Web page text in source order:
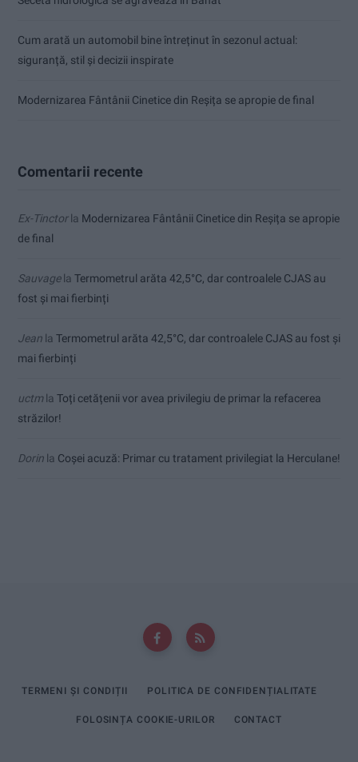
Cum arată un automobil bine întreținut în sezonul actual:
siguranță, stil și decizii inspirate
Modernizarea Fântânii Cinetice din Reșița se apropie de final
Comentarii recente
Ex-Tinctorla Modernizarea Fântânii Cinetice din Reșița se apropie
de final
Sauvagela Termometrul arăta 42,5°C, dar controalele CJAS au
fost și mai fierbinți
Jean la Termometrul arăta 42,5°C, dar controalele CJAS au fost și
mai fierbinți
uctmla Toți cetățenii vor avea privilegiu de primar la refacerea
străzilor!
Dorin la Coșei acuză: Primar cu tratament privilegiat la Herculane!
TERMENI ȘI CONDIȚII POLITICA DE CONFIDENȚIALITATE
FOLOSINȚA COOKIE-URILOR CONTACT